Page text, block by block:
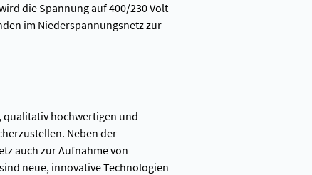
die Spannung auf 400/230 Volt
im Niederspannungsnetz zur
qualitativ hochwertigen und
Neben der
auch zur Aufnahme von
neue, innovative Technologien